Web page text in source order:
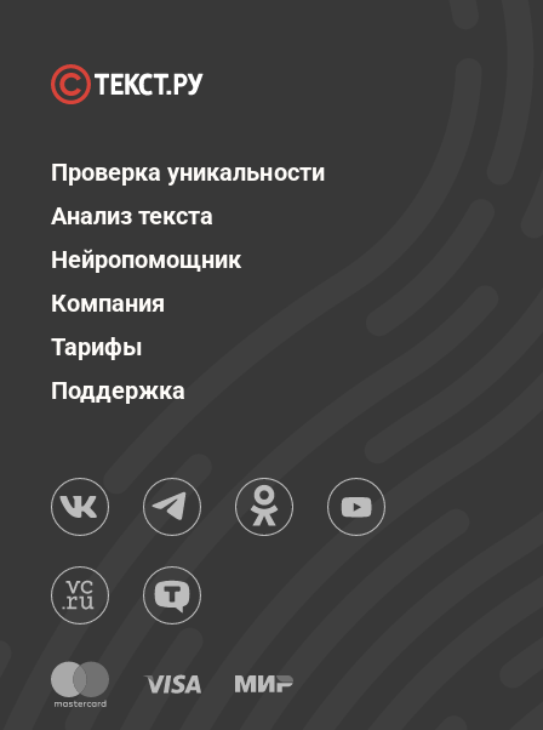
Проверка уникальности
Анализ текста
Нейропомощник
Компания
Тарифы
Поддержка